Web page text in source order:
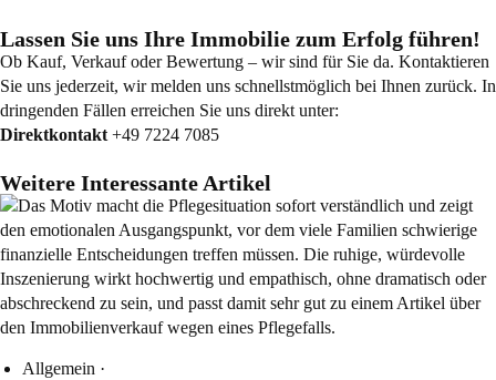
Lassen Sie uns Ihre Immobilie zum Erfolg führen!
Ob Kauf, Verkauf oder Bewertung – wir sind für Sie da. Kontaktieren
Sie uns jederzeit, wir melden uns schnellstmöglich bei Ihnen zurück. In
dringenden Fällen erreichen Sie uns direkt unter:
Direktkontakt +49 7224 7085
Weitere Interessante Artikel
Allgemein ·